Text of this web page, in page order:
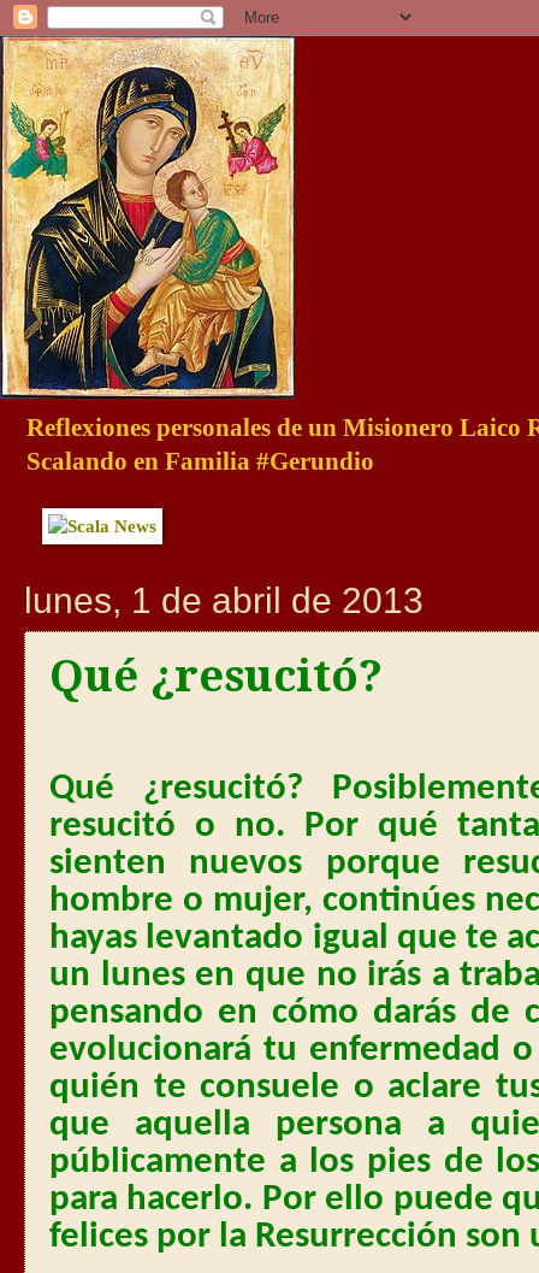
Reflexiones personales de un Misionero Laico
Scalando en Familia #Gerundio
lunes, 1 de abril de 2013
Qué ¿resucitó?
Qué ¿resucitó?
resucitó o no. Por qué
sienten nuevos porque
hombre o mujer, continúes
hayas levantado igual que te
un lunes en que no irás a
pensando en cómo darás
evolucionará tu enfermedad
quién te consuele o aclare
que aquella persona a
públicamente a los pies de
para hacerlo. Por ello puede
felices por la Resurrección son